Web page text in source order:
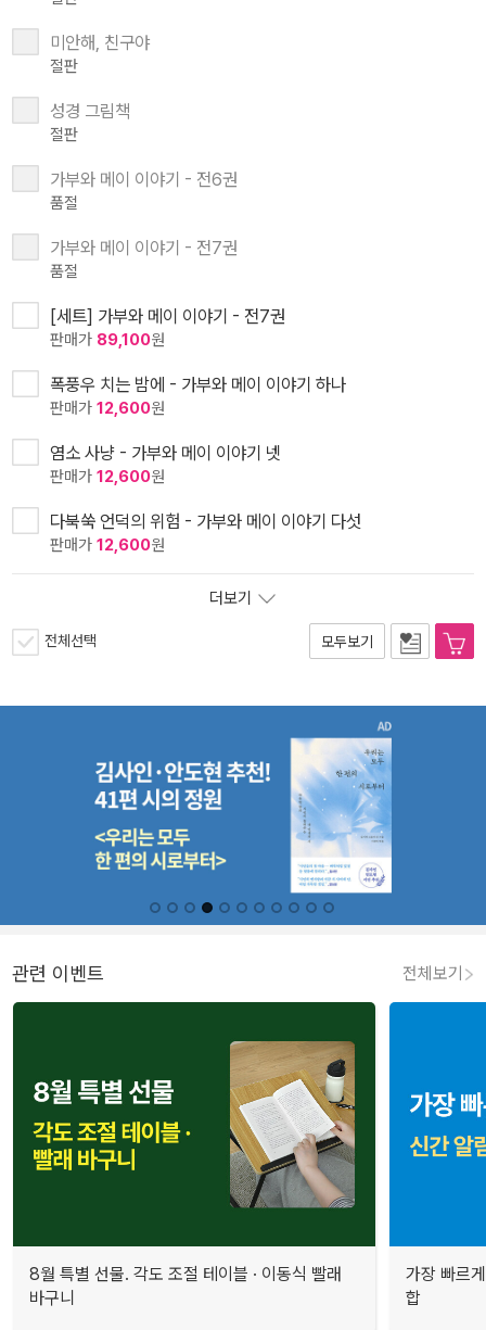
미안해, 친구야
절판
성경 그림책
절판
가부와 메이 이야기 - 전6권
품절
가부와 메이 이야기 - 전7권
품절
[세트] 가부와 메이 이야기 - 전7권
판매가 89,100원
폭풍우 치는 밤에 - 가부와 메이 이야기 하나
판매가 12,600원
염소 사냥 - 가부와 메이 이야기 넷
판매가 12,600원
다북쑥 언덕의 위험 - 가부와 메이 이야기 다섯
판매가 12,600원
더보기
전체선택 모두보기
관련 이벤트 전체보기
8월 특별 선물. 각도 조절 테이블 · 이동식 빨래
바구니
가장 빠르
합